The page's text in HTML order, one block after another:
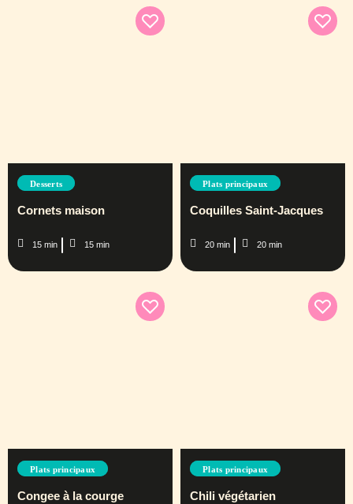
Desserts
Cornets maison
15 min 15 min
Plats principaux
Coquilles Saint-Jacques
20 min 20 min
Plats principaux
Congee à la courge
Plats principaux
Chili végétarien